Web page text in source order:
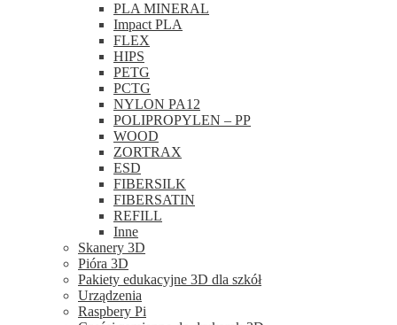
PLA MINERAL
Impact PLA
FLEX
HIPS
PETG
PCTG
NYLON PA12
POLIPROPYLEN – PP
WOOD
ZORTRAX
ESD
FIBERSILK
FIBERSATIN
REFILL
Inne
Skanery 3D
Pióra 3D
Pakiety edukacyjne 3D dla szkół
Urządzenia
Raspbery Pi